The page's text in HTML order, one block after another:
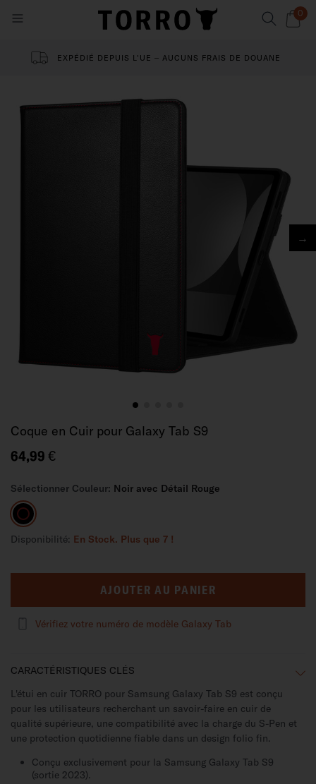
0
EXPÉDIÉ DEPUIS L'UE – AUCUNS FRAIS DE DOUANE
→
Coque en Cuir pour Galaxy Tab S9
64,99 €
Sélectionner Couleur: Noir avec Détail Rouge
Noir
avec
Détail
Rouge
Disponibilité: En Stock. Plus que 7 !
AJOUTER AU PANIER
Vérifiez votre numéro de modèle Galaxy Tab
CARACTÉRISTIQUES CLÉS
L'étui en cuir TORRO pour Samsung Galaxy Tab S9 est conçu
pour les utilisateurs recherchant un savoir-faire en cuir de
qualité supérieure, une compatibilité avec la charge du S-Pen et
une protection quotidienne fiable dans un design folio fin.
Conçu exclusivement pour la Samsung Galaxy Tab S9
(sortie 2023).